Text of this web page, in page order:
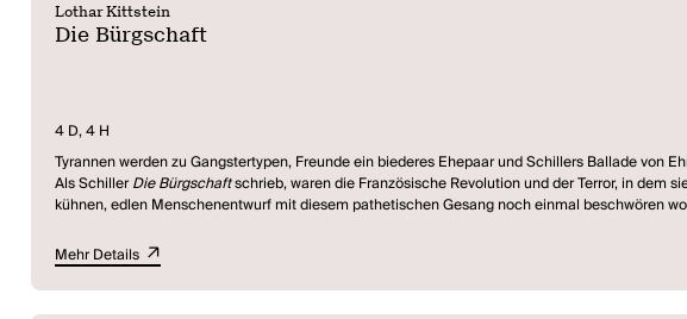
Lothar Kittstein
Die Bürgschaft
4 D, 4 H
Tyrannen werden zu Gangstertypen, Freunde ein biederes Ehepaar und Schillers Ballade von
Als SchillerDie Bürgschaftschrieb, waren die Französische Revolution und der Terror, in dem
kühnen, edlen Menschenentwurf mit diesem pathetischen Gesang noch einmal beschwören
fundamentale Verunsicherung des Ichs - Lothar Kittstein erzählt die Konflikte ohne utopische
wenn ihr Leben aus der Bahn geworfen wird. Was tun sie, wenn sie in eine Art Naturzustand
Mehr Details